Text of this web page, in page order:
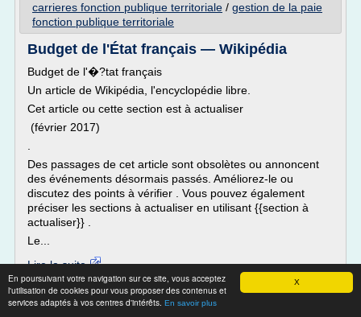
X
En poursuivant votre navigation sur ce site, vous acceptez
l'utilisation de cookies pour vous proposer des contenus et
services adaptés à vos centres d'intérêts. En savoir plus
carrieres fonction publique territoriale / gestion de la paie
fonction publique territoriale
Budget de l'État français — Wikipédia
Budget de l'�?tat français
Un article de Wikipédia, l'encyclopédie libre.
Cet article ou cette section est à actualiser
(février 2017)
Des passages de cet article sont obsolètes ou annoncent
des événements désormais passés. Améliorez-le ou
discutez des points à vérifier . Vous pouvez également
préciser les sections à actualiser en utilisant {{section à
actualiser}} .
Le...
Lire la suite
Date:2017-04-02 10:13:14
Site :https://fr.wikipedia.org